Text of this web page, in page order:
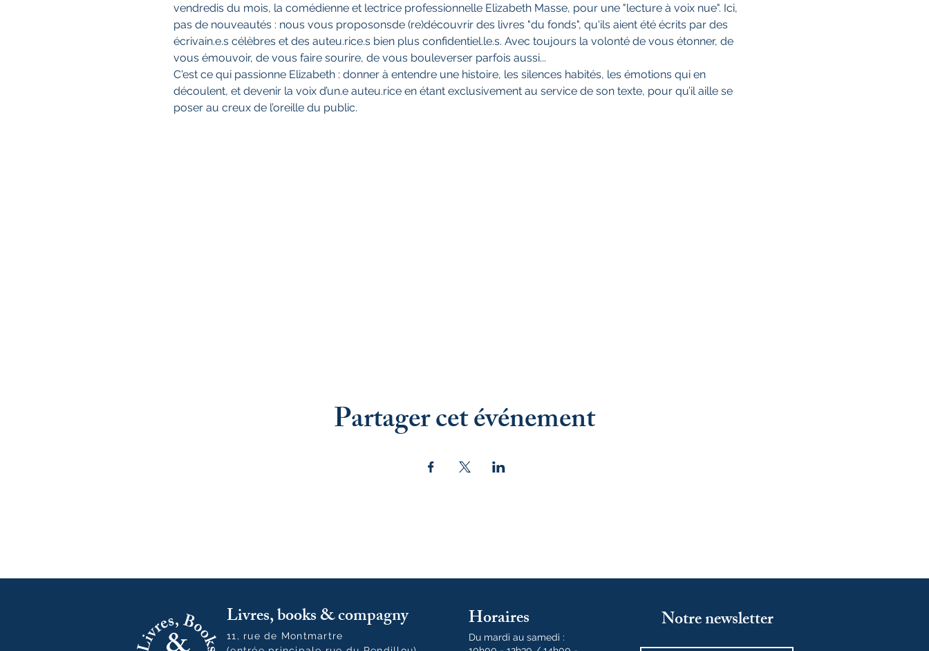
vendredis du mois, la comédienne et lectrice professionnelle Elizabeth Masse, pour une "lecture à voix nue". Ici,
pas de nouveautés : nous vous proposonsde (re)découvrir des livres "du fonds", qu'ils aient été écrits par des
écrivain.e.s célèbres et des auteu.rice.s bien plus confidentiel.le.s. Avec toujours la volonté de vous étonner, de
vous émouvoir, de vous faire sourire, de vous bouleverser parfois aussi...
C'est ce qui passionne Elizabeth : donner à entendre une histoire, les silences habités, les émotions qui en
découlent, et devenir la voix d’un.e auteu.rice en étant exclusivement au service de son texte, pour qu’il aille se
poser au creux de l’oreille du public.
Partager cet événement
Livres, books & compagny
11, rue de Montmartre
Horaires
Du mardi au samedi :
Notre newsletter